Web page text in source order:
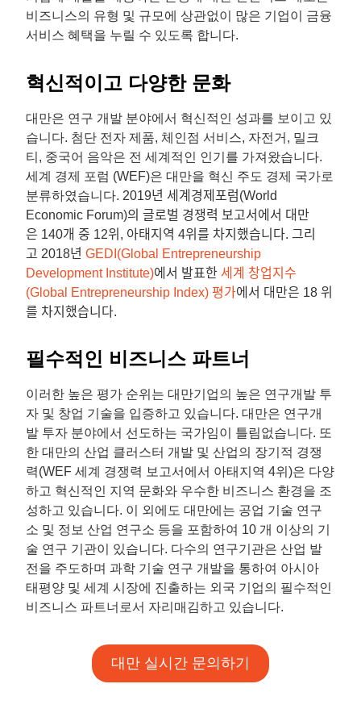
비즈니스의 유형 및 규모에 상관없이 많은 기업이 금융
서비스 혜택을 누릴 수 있도록 합니다.
혁신적이고 다양한 문화
대만은 연구 개발 분야에서 혁신적인 성과를 보이고 있
습니다. 첨단 전자 제품, 체인점 서비스, 자전거, 밀크
티, 중국어 음악은 전 세계적인 인기를 가져왔습니다.
세계 경제 포럼 (WEF)은 대만을 혁신 주도 경제 국가로
분류하였습니다. 2019년 세계경제포럼(World
Economic Forum)의 글로벌 경쟁력 보고서에서 대만
은 140개 중 12위 , 아태지역 4위를 차지했습니다.그리
고 2018년 GEDI(Global Entrepreneurship
Development Institute)에서 발표한세계 창업지수
(Global Entrepreneurship Index) 평가에서 대만은 18위
를 차지했습니다.
필수적인 비즈니스 파트너
이러한 높은 평가 순위는 대만기업의 높은 연구개발 투
자 및 창업 기술을 입증하고 있습니다. 대만은 연구개
발 투자 분야에서 선도하는 국가임이 틀림없습니다. 또
한 대만의 산업 클러스터 개발 및 산업의 장기적 경쟁
력(WEF 세계 경쟁력 보고서에서 아태지역 4위)은 다양
하고 혁신적인 지역 문화와 우수한 비즈니스 환경을 조
성하고 있습니다. 이 외에도 대만에는 공업 기술 연구
소 및 정보 산업 연구소 등을 포함하여 10 개 이상의 기
술 연구 기관이 있습니다. 다수의 연구기관은 산업 발
전을 주도하며 과학 기술 연구 개발을 통하여 아시아
태평양 및 세계 시장에 진출하는 외국 기업의 필수적인
비즈니스 파트너로서 자리매김하고 있습니다.
대만 실시간 문의하기